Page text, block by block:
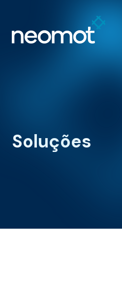
Soluções